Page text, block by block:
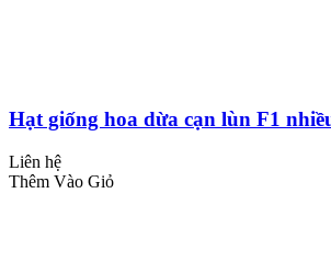
Hạt giống hoa dừa cạn lùn F1
Liên hệ
Thêm Vào Giỏ